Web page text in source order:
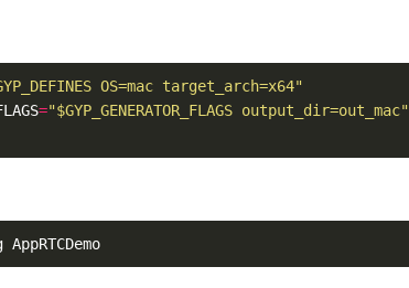
OS=mac target_arch=x64"
="$GYP_GENERATOR_FLAGS output_dir=out_mac"